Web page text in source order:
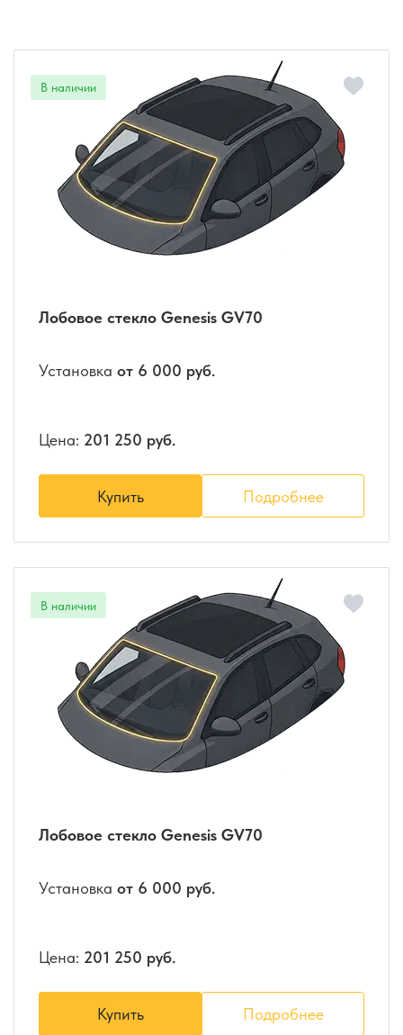
Лобовое стекло Genesis GV70
Установка от 6 000 руб.
Цена: 201 250 руб.
Купить Подробнее
Лобовое стекло Genesis GV70
Установка от 6 000 руб.
Цена: 201 250 руб.
Купить Подробнее